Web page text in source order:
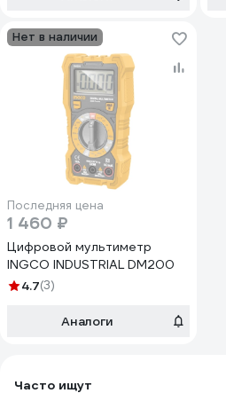
Нет в наличии
Последняя цена
1 460 ₽
Цифровой мультиметр
INGCO INDUSTRIAL DM200
4.7(3)
Аналоги
Часто ищут